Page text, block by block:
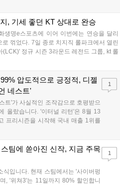
서 말 그대로 압도적인 경기력을 선
, 기세 좋던 KT 상대로 완승
생명e스포츠에 이어 이번에는 연승을 달리
꺾었다. 7일 종로 치지직 롤파크에서 열린
정규 시즌 3라운드 레전드 그룹, kt 롤
에서 젠지가 압승을 거뒀다. 개막주까지만
압도적으로 긍정적, 디젤
네스트'
트'가 사실적인 조작감으로 호평받으
올랐습니다. '이터널 리턴'은 8월 13
프리시즌을 시작해 국내 매출 1위를
'고스트 리콘' 시리즈는 8월 6일 쇼
와 레트로 수리 시뮬레이션 '리스토
니다....
1
팀에 쏟아진 신작, 지금 주목
식입니다. 현재 스팀에서는 '사이버펑
, '위쳐3'는 11일까지 80% 할인합니
1